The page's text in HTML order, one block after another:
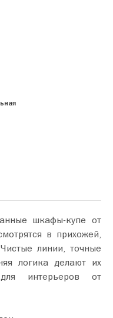
шкафы‑купе от
в прихожей,
линии, точные
логика делают их
интерьеров от